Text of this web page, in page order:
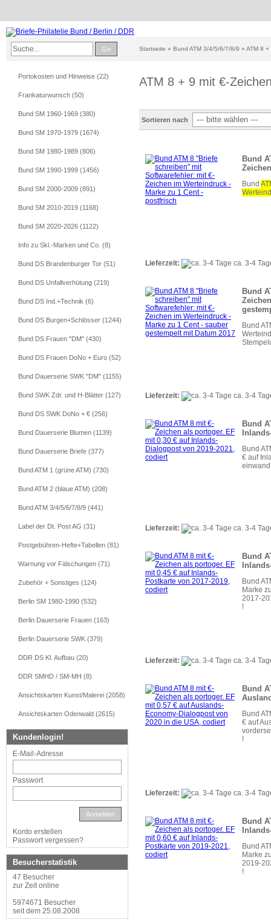
Go Startseite » Bund ATM 3/4/5/6/7/8/9 » ATM 8
ATM 8 + 9 mit €-
Sortieren nach
Bund
Bund
Lieferzeit: ca. 3-4
Bund
Bund
Lieferzeit: ca. 3-4
Bund
Bund
€ auf
Lieferzeit: ca. 3-4
Bund
Bund
Marke
2017-
!
Lieferzeit: ca. 3-4
Bund
Bund
€ auf
!
Lieferzeit: ca. 3-4
Bund
Bund
Marke
2019-
!
Portokosten und Hinweise (22)
Frankaturwunsch (50)
Bund SM 1960-1969 (380)
Bund SM 1970-1979 (1674)
Bund SM 1980-1989 (806)
Bund SM 1990-1999 (1456)
Bund SM 2000-2009 (891)
Bund SM 2010-2019 (1168)
Bund SM 2020-2026 (1122)
Info zu Skl.-Marken und Co. (8)
Bund DS Brandenburger Tor (51)
Bund DS Unfallverhütung (219)
Bund DS Ind.+Technik (6)
Bund DS Burgen+Schlösser (1244)
Bund DS Frauen "DM" (430)
Bund DS Frauen DoNo + Euro (52)
Bund Dauerserie SWK "DM" (1155)
Bund SWK Zdr. und H-Blätter (127)
Bund DS SWK DoNo + € (256)
Bund Dauerserie Blumen (1139)
Bund Dauerserie Briefe (377)
Bund ATM 1 (grüne ATM) (730)
Bund ATM 2 (blaue ATM) (208)
Bund ATM 3/4/5/6/7/8/9 (441)
Label der Dt. Post AG (31)
Postgebühren-Hefte+Tabellen (81)
Warnung vor Fälschungen (71)
Zubehör + Sonstiges (124)
Berlin SM 1980-1990 (532)
Berlin Dauerserie Frauen (163)
Berlin Dauerserie SWK (379)
DDR DS Kl. Aufbau (20)
DDR SMHD / SM-MH (8)
Ansichtskarten Kunst/Malerei (2058)
Ansichtskarten Odenwald (2615)
Kundenlogin!
E-Mail-Adresse
Passwort
Anmelden
Konto erstellen
Passwort vergessen?
Besucherstatistik
47 Besucher
zur Zeit online
5974671 Besucher
seit dem 25.08.2008